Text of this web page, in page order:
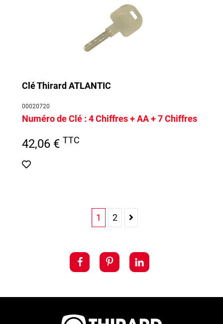
Clé Thirard ATLANTIC
00020720
Numéro de Clé : 4 Chiffres + AA + 7 Chiffres
42,06 € TTC
1 2